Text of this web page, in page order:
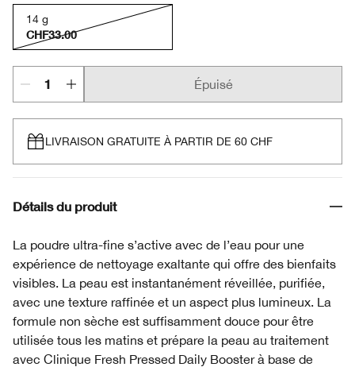
14 g
CHF33.00
Épuisé
LIVRAISON GRATUITE À PARTIR DE 60 CHF
Détails du produit
La poudre ultra-fine s’active avec de l’eau pour une
expérience de nettoyage exaltante qui offre des bienfaits
visibles. La peau est instantanément réveillée, purifiée,
avec une texture raffinée et un aspect plus lumineux. La
formule non sèche est suffisamment douce pour être
utilisée tous les matins et prépare la peau au traitement
avec Clinique Fresh Pressed Daily Booster à base de